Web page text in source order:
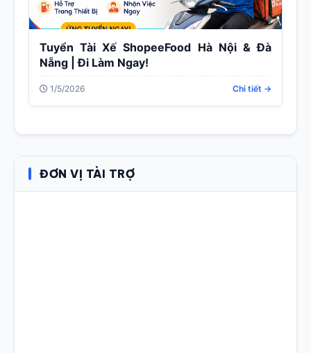
Tuyển Tài Xế ShopeeFood Hà Nội & Đà
Nẵng | Đi Làm Ngay!
1/5/2026 Chi tiết →
ĐƠN VỊ TÀI TRỢ